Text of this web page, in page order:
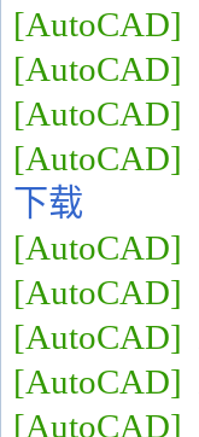
[AutoCAD]
[AutoCAD]
[AutoCAD]
[AutoCAD]
下载
[AutoCAD]
[AutoCAD]
[AutoCAD]
[AutoCAD]
[AutoCAD]